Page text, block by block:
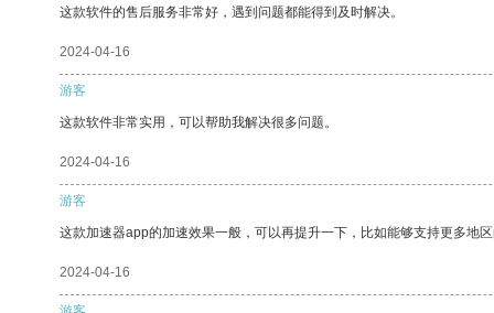
这款软件的售后服务非常好，遇到问题都能得到及时解决。
2024-04-16
游客
这款软件非常实用，可以帮助我解决很多问题。
2024-04-16
游客
这款加速器app的加速效果一般，可以再提升一下，比如能够支持更多地区
2024-04-16